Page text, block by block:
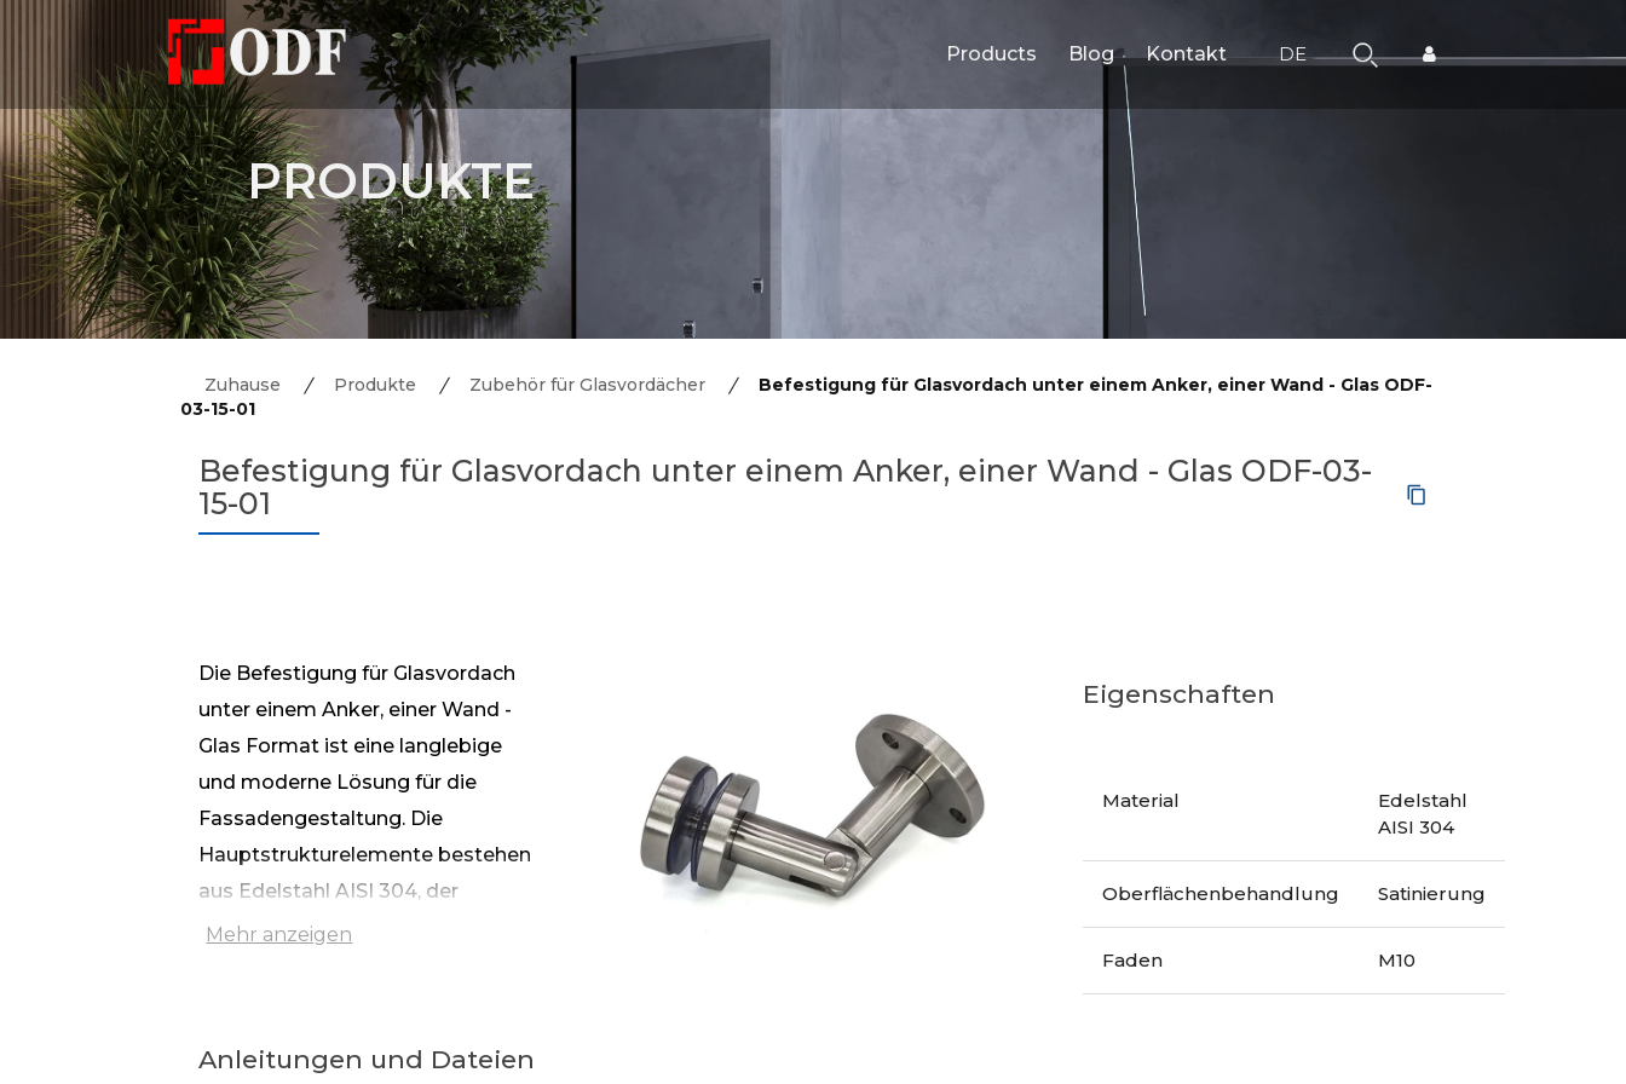
Products Blog Kontakt DE
PRODUKTE
Zuhause Produkte Zubehör für Glasvordächer
Befestigung für Glasvordach unter einem Anker, einer Wand - Glas ODF-
03-15-01
Befestigung für Glasvordach unter einem Anker, einer Wand - Glas ODF-03-
15-01
Die Befestigung für Glasvordach
unter einem Anker, einer Wand -
Glas Format ist eine langlebige
und moderne Lösung für die
Fassadengestaltung. Die
Hauptstrukturelemente bestehen
aus Edelstahl AISI 304, der
Korrosionsbeständigkeit und
mattes, ästhetisch ansprechendes
Mehr anzeigen
Anleitungen und Dateien
Eigenschaften
Material
Edelstahl
AISI 304
Oberflächenbehandlung Satinierung
Faden M10